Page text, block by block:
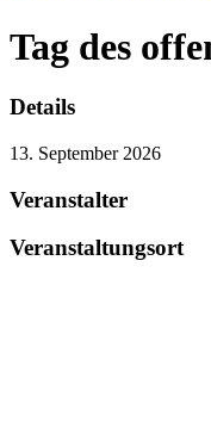
Tag des
Details
13. September 2026
Veranstalter
Veranstaltungsort